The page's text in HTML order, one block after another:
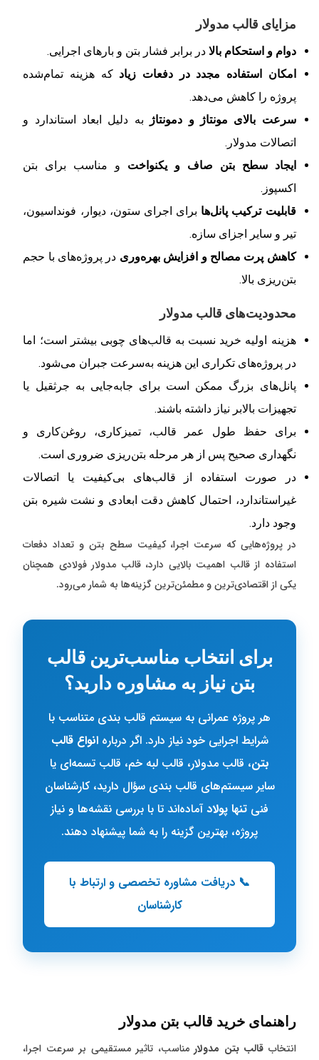
مزایای قالب مدولار
دوام و استحکام بالا در برابر فشار بتن و بارهای اجرایی.
امکان استفاده مجدد در دفعات زیاد که هزینه تمام‌شده
پروژه را کاهش می‌دهد.
سرعت بالای مونتاژ و دمونتاژ
به دلیل ابعاد استاندارد و
اتصالات مدولار.
ایجاد سطح بتن صاف و یکنواخت و مناسب برای بتن
اکسپوز.
قابلیت ترکیب پانل‌ها برای اجرای ستون، دیوار، فونداسیون،
تیر و سایر اجزای سازه.
کاهش پرت مصالح و افزایش بهره‌وری در پروژه‌های با حجم
بتن‌ریزی بالا.
محدودیت‌های قالب مدولار
هزینه اولیه خرید نسبت به قالب‌های چوبی بیشتر است؛ اما
در پروژه‌های تکراری این هزینه به‌سرعت جبران می‌شود.
پانل‌های بزرگ ممکن است برای جابه‌جایی به جرثقیل یا
تجهیزات بالابر نیاز داشته باشند.
برای حفظ طول عمر قالب، تمیزکاری، روغن‌کاری و
نگهداری صحیح پس از هر مرحله بتن‌ریزی ضروری است.
در صورت استفاده از قالب‌های بی‌کیفیت یا اتصالات
غیراستاندارد، احتمال کاهش دقت ابعادی و نشت شیره بتن
وجود دارد.
در پروژه‌هایی که سرعت اجرا، کیفیت سطح بتن و تعداد دفعات
استفاده از قالب اهمیت بالایی دارد، قالب مدولار فولادی همچنان
یکی از اقتصادی‌ترین و مطمئن‌ترین گزینه‌ها به شمار می‌رود.
برای انتخاب مناسب‌ترین قالب
بتن نیاز به مشاوره دارید؟
هر پروژه عمرانی به سیستم قالب بندی متناسب با
شرایط اجرایی خود نیاز دارد. اگر دربارهانواع قالب
بتن، قالب مدولار، قالب لبه خم، قالب تسمه‌ای یا
سایر سیستم‌های قالب بندی سؤال دارید، کارشناسان
فنی تنها پولاد آماده‌اند تا با بررسی نقشه‌ها و نیاز
پروژه، بهترین گزینه را به شما پیشنهاد دهند.
📞 دریافت مشاوره تخصصی و ارتباط با
کارشناسان
راهنمای خرید قالب بتن مدولار
انتخاب قالب بتن مدولار مناسب، تاثیر مستقیمی بر سرعت اجرا،